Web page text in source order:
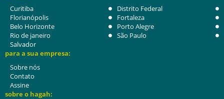
Curitiba
Distrito Federal
Florianópolis
Fortaleza
Belo Horizonte
Porto Alegre
Rio de janeiro
São Paulo
Salvador
para a sua empresa:
Sobre nós
Contato
Assine
sobre o hagah: